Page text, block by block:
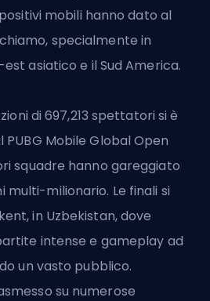
mobili hanno dato al
specialmente in
asiatico e il Sud America.
di 697,213 spettatori si è
Mobile Global Open
squadre hanno gareggiato
milionario. Le finali si
in Uzbekistan, dove
intense e gameplay ad
un vasto pubblico.
su numerose